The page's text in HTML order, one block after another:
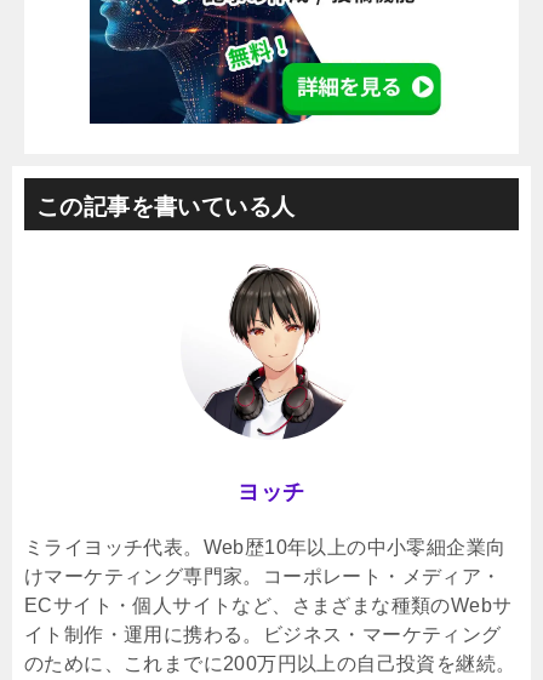
この記事を書いている人
ヨッチ
ミライヨッチ代表。Web歴10年以上の中小零細企業向
けマーケティング専門家。コーポレート・メディア・
ECサイト・個人サイトなど、さまざまな種類のWebサ
イト制作・運用に携わる。ビジネス・マーケティング
のために、これまでに200万円以上の自己投資を継続。